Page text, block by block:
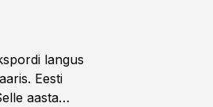
langus
Eesti
aasta